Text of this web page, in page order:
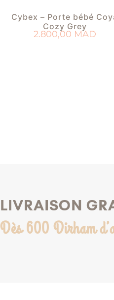
Cybex – Porte bébé
Cozy Grey
2.800,00 MAD
LIVRAISON
Dès 600 Dirham